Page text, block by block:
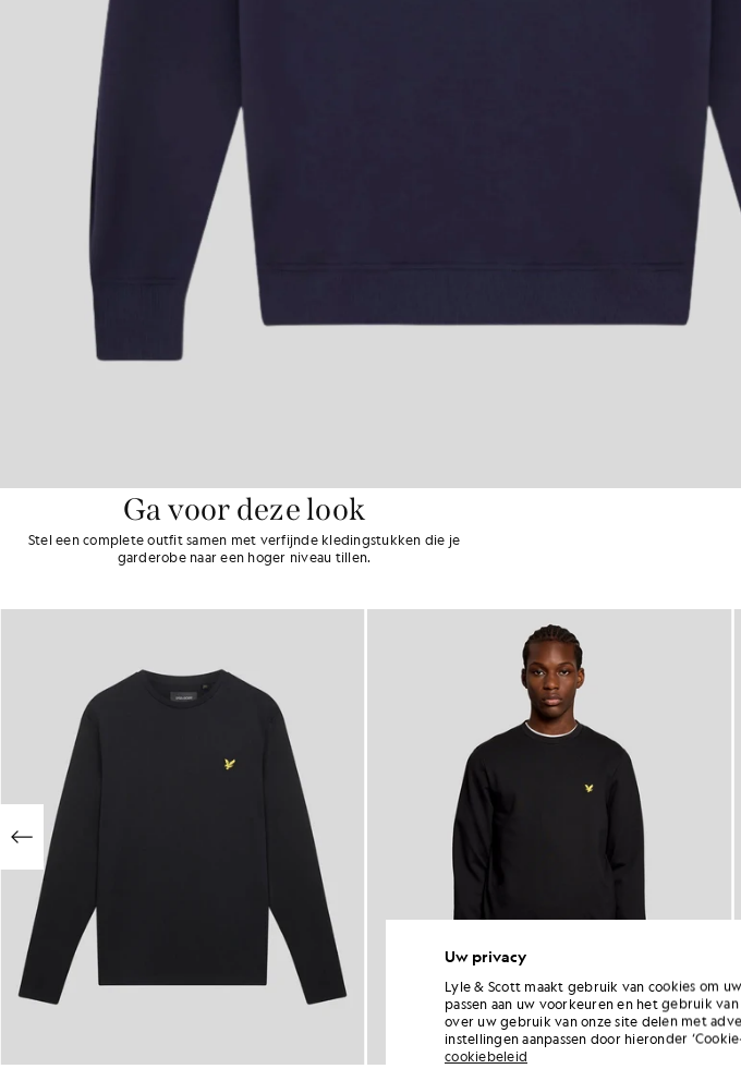
Ga voor deze look
Stel een complete outfit samen met verfijnde kledingstukken die je
garderobe naar een hoger niveau tillen.
Uw privacy
Lyle & Scott maakt gebruik van cookies om
passen aan uw voorkeuren en het gebruik
over uw gebruik van onze site delen met
instellingen aanpassen door hieronder
cookiebeleid